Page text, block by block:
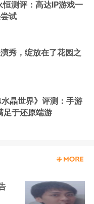
恒测评：高达IP游戏一
试
秀，绽放在了花园之
水晶世界》评测：手游
足于还原端游